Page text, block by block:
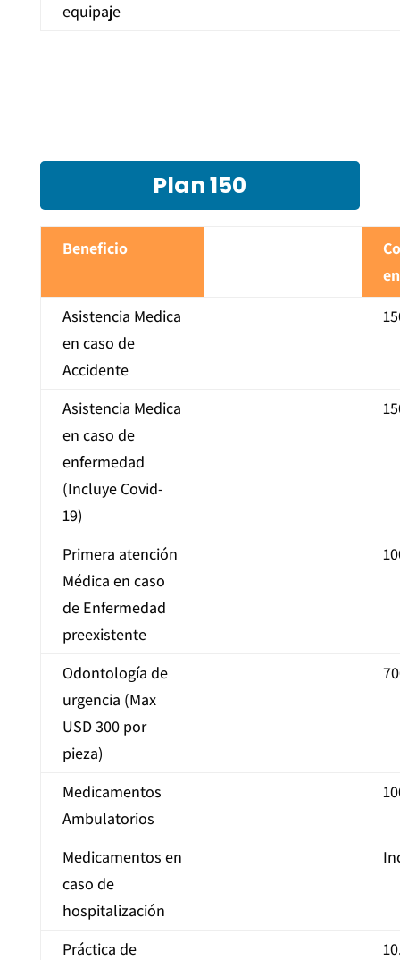
equipaje
Plan 150
Beneficio
Asistencia Medica
en caso de
Accidente
Asistencia Medica
en caso de
enfermedad
(Incluye Covid-
19)
Primera atención
Médica en caso
de Enfermedad
preexistente
Odontología de
urgencia (Max
USD 300 por
pieza)
Medicamentos
Ambulatorios
Medicamentos en
caso de
hospitalización
Práctica de